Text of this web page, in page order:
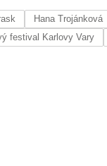
Hana Trojánková
festival Karlovy Vary